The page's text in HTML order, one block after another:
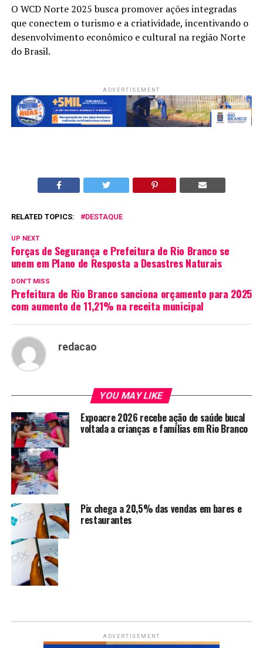
O WCD Norte 2025 busca promover ações integradas
que conectem o turismo e a criatividade, incentivando o
desenvolvimento econômico e cultural na região Norte
do Brasil.
ADVERTISEMENT
RELATED TOPICS: DESTAQUE
UP NEXT
Forças de Segurança e Prefeitura de Rio Branco se
unem em Plano de Resposta a Desastres Naturais
DON'T MISS
Prefeitura de Rio Branco sanciona orçamento para 2025
com aumento de 11,21% na receita municipal
redacao
YOU MAY LIKE
Expoacre 2026 recebe ação de saúde bucal
voltada a crianças e famílias em Rio Branco
Pix chega a 20,5% das vendas em bares e
restaurantes
ADVERTISEMENT